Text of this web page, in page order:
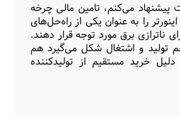
پیشنهاد می‌کنم، تامین مالی چرخه
را به عنوان یکی از راه‌حل‌های
ناترازی برق مورد توجه قرار دهند.
تولید و اشتغال شکل می‌گیرد هم
خرید مستقیم از تولیدکننده